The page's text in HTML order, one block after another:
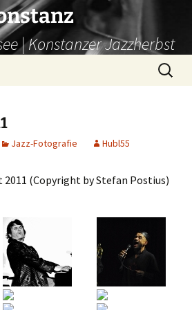
| Konstanzer Jazzherbst
Suchen
nach:
Jazz-Fotografie Hubl55
(Copyright by Stefan Postius)